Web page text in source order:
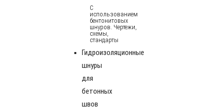
С
использованием
бентонитовых
шнуров. Чертежи,
схемы,
стандарты
Гидроизоляционные
шнуры
для
бетонных
швов